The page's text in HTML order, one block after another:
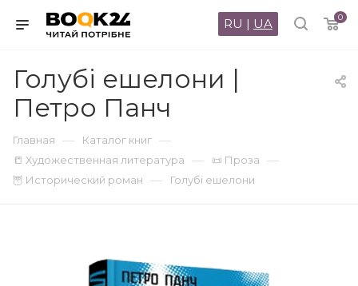
0
RU | UA
Голубі ешелони |
Петро Панч
Главная — Каталог книг —
📒 Художественная литература — 📜 Проза —
🦉 Исторический роман — Голубі ешелони